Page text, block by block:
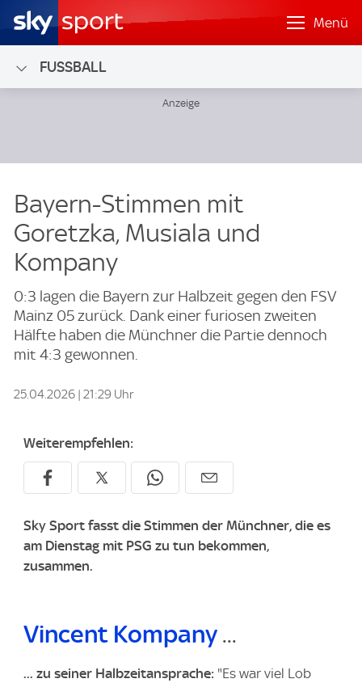
Menü
FUSSBALL
Bayern-Stimmen mit
Goretzka, Musiala und
Kompany
0:3 lagen die Bayern zur Halbzeit gegen den FSV
Mainz 05 zurück. Dank einer furiosen zweiten
Hälfte haben die Münchner die Partie dennoch
mit 4:3 gewonnen.
25.04.2026 | 21:29 Uhr
Weiterempfehlen:
Sky Sport fasst die Stimmen der Münchner, die es
am Dienstag mit PSG zu tun bekommen,
zusammen.
Vincent Kompany ...
... zu seiner Halbzeitansprache: "Es war viel Lob